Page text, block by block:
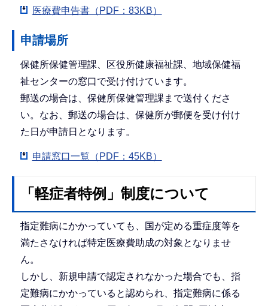
医療費申告書（PDF：83KB）
申請場所
保健所保健管理課、区役所健康福祉課、地域保健福
祉センターの窓口で受け付けています。
郵送の場合は、保健所保健管理課まで送付くださ
い。なお、郵送の場合は、保健所が郵便を受け付け
た日が申請日となります。
申請窓口一覧（PDF：45KB）
「軽症者特例」制度について
指定難病にかかっていても、国が定める重症度等を
満たさなければ特定医療費助成の対象となりませ
ん。
しかし、新規申請で認定されなかった場合でも、指
定難病にかかっていると認められ、指定難病に係る